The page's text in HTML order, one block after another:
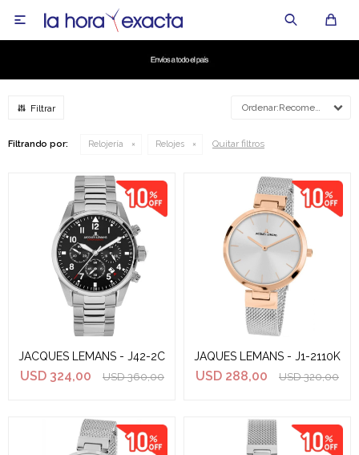

Recomendados
Filtrando por: Relojería Relojes Quitar filtros
JACQUES LEMANS - J42-2C
USD 324,00 USD 360,00
JAQUES LEMANS - J1-2110K
USD 288,00 USD 320,00